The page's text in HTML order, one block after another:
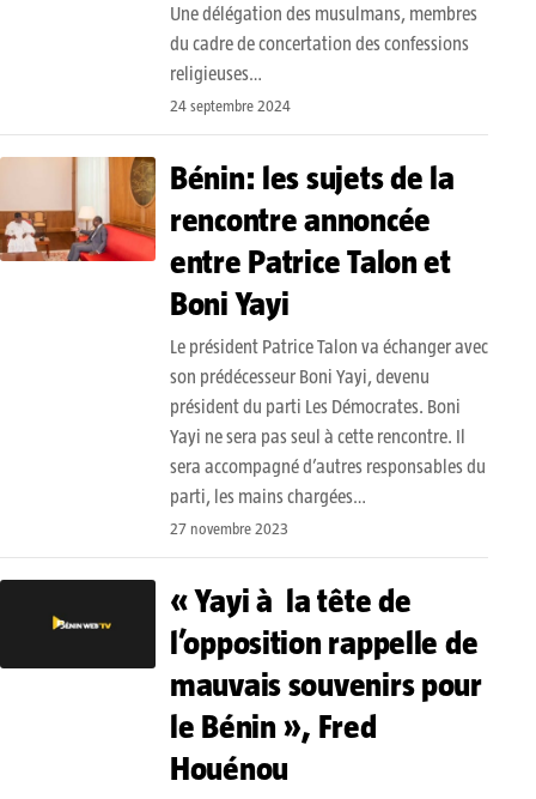
Une délégation des musulmans, membres
du cadre de concertation des confessions
religieuses…
24 septembre 2024
Bénin: les sujets de la
rencontre annoncée
entre Patrice Talon et
Boni Yayi
Le président Patrice Talon va échanger avec
son prédécesseur Boni Yayi, devenu
président du parti Les Démocrates. Boni
Yayi ne sera pas seul à cette rencontre. Il
sera accompagné d’autres responsables du
parti, les mains chargées…
27 novembre 2023
« Yayi à la tête de
l’opposition rappelle de
mauvais souvenirs pour
le Bénin », Fred
Houénou